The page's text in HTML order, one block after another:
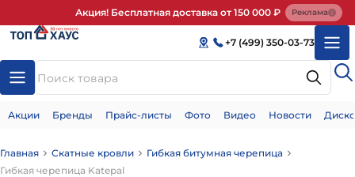
Акция! Бесплатная доставка от 150 000 ₽ Реклама
+7 (499) 350-03-73
Акции Бренды Прайс-листы Фото Видео Новости
Главная Скатные кровли
Гибкая битумная черепица
Гибкая черепица Katepal